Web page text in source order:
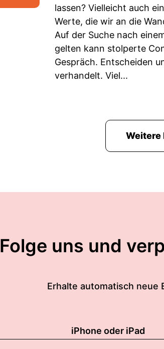
lassen? Vielleicht auch
Werte, die wir an die
Auf der Suche nach
gelten kann stolperte
Gespräch. Entscheiden
verhandelt. Viel...
Weitere
Folge uns und
Erhalte automatisch neue
iPhone oder iPad